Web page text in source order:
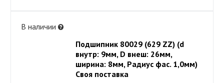
В наличии
Подшипник 80029 (629 ZZ) (d
внутр: 9мм, D внеш: 26мм,
ширина: 8мм, Радиус фас. 1,0мм)
Своя поставка